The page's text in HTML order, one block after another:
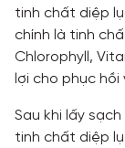
tinh chất diệp
chính là tinh
Chlorophyll,
lợi cho phục
Sau khi lấy
tinh chất diệp